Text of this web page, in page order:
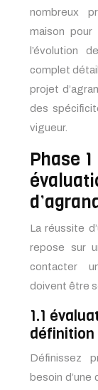
nombreux
maison
l’évolution
complet
projet
des
vigueur.
Phase
La réussite
repose sur
contacter
doivent être
1.1
Définissez
besoin d’une